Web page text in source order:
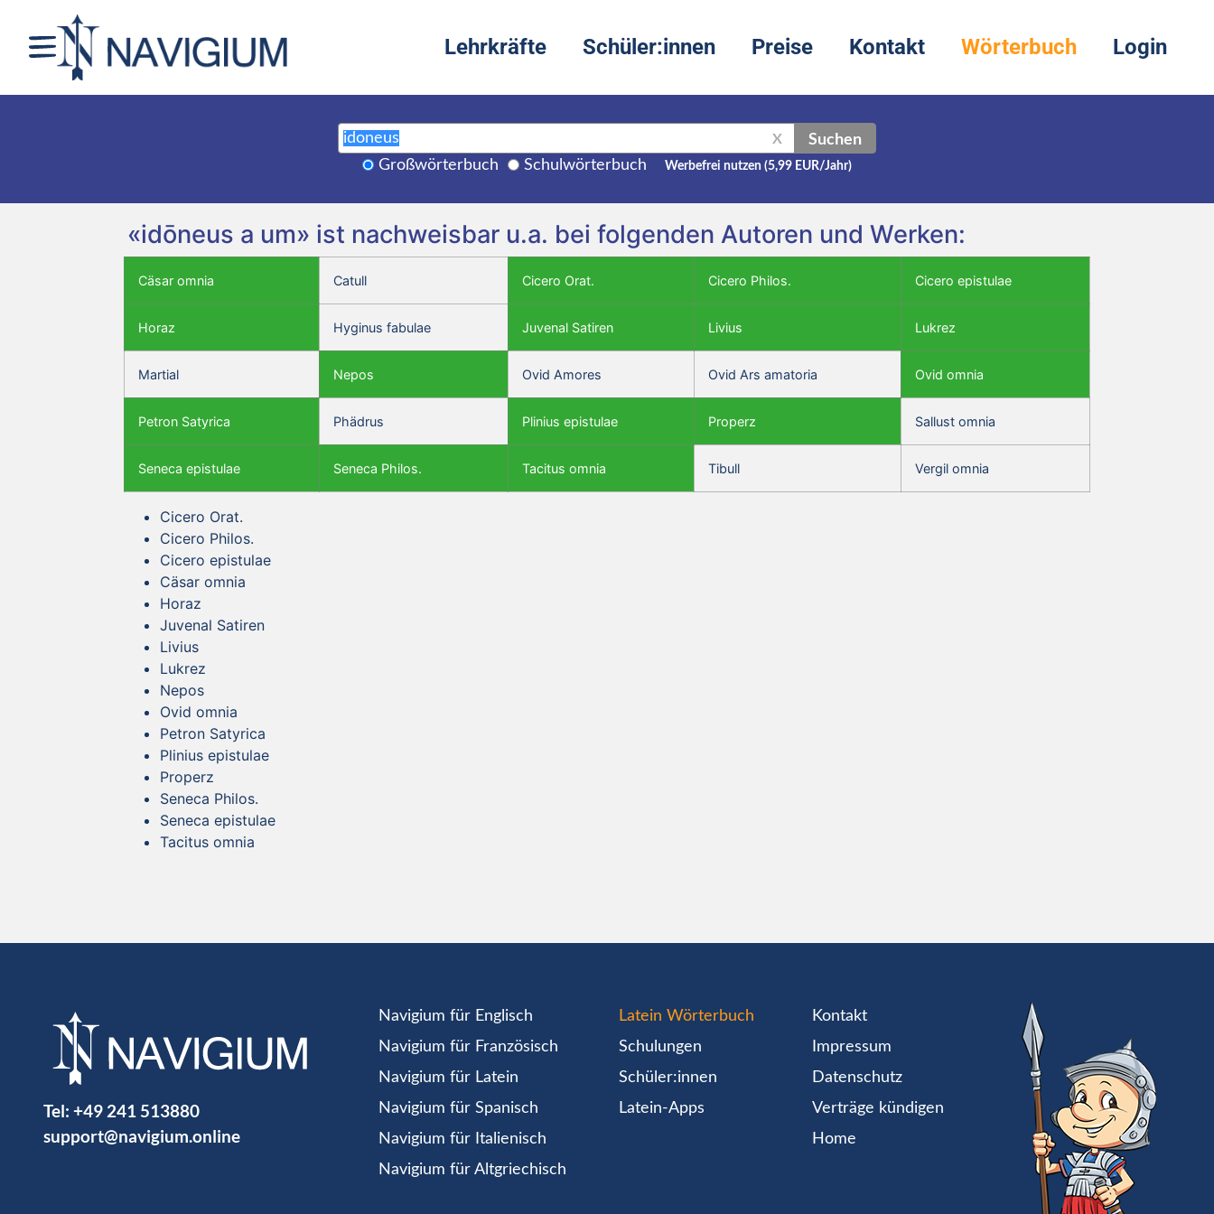
Lehrkräfte Schüler:innen Preise Kontakt Wörterbuch Login
X Suchen
Großwörterbuch Schulwörterbuch Werbefrei nutzen (5,99 EUR/Jahr)
«idōneus a um» ist nachweisbar u.a. bei folgenden Autoren und Werken:
Cäsar omnia Catull Cicero Orat. Cicero Philos. Cicero epistulae
Horaz Hyginus fabulae Juvenal Satiren Livius Lukrez
Martial Nepos Ovid Amores Ovid Ars amatoria Ovid omnia
Petron Satyrica Phädrus Plinius epistulae Properz Sallust omnia
Seneca epistulae Seneca Philos. Tacitus omnia Tibull Vergil omnia
Cicero Orat.
Cicero Philos.
Cicero epistulae
Cäsar omnia
Horaz
Juvenal Satiren
Livius
Lukrez
Nepos
Ovid omnia
Petron Satyrica
Plinius epistulae
Properz
Seneca Philos.
Seneca epistulae
Tacitus omnia
Tel: +49 241 513880
support@navigium.online
Navigium für Englisch
Navigium für Französisch
Navigium für Latein
Navigium für Spanisch
Navigium für Italienisch
Navigium für Altgriechisch
Latein Wörterbuch
Schulungen
Schüler:innen
Latein-Apps
Kontakt
Impressum
Datenschutz
Verträge kündigen
Home